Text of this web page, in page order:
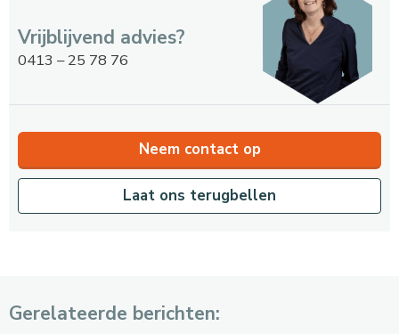
Vrijblijvend advies?
0413 – 25 78 76
Neem contact op
Laat ons terugbellen
Gerelateerde berichten: